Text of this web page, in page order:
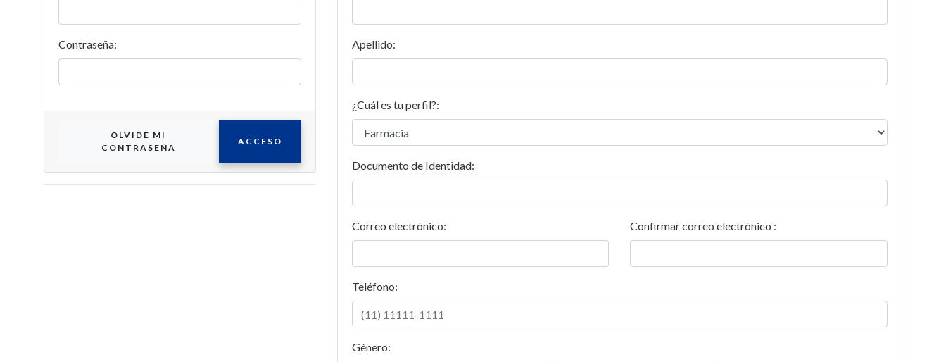
Contraseña:
OLVIDE MI
CONTRASEÑA
ACCESO
Apellido:
¿Cuál es tu perfil?:
Documento de Identidad:
Correo electrónico: Confirmar correo electrónico :
Teléfono:
Género: